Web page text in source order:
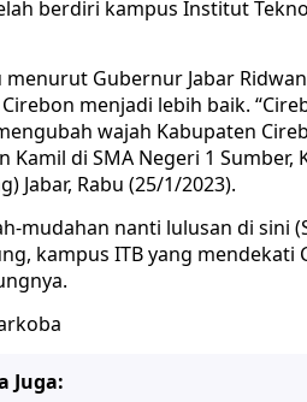
berdiri kampus Institut
menurut Gubernur Jabar
menjadi lebih baik.
wajah Kabupaten
Kamil di SMA Negeri 1
Jabar, Rabu (25/1/2023).
mudahan nanti lulusan di sini
kampus ITB yang mendekati
Juga: